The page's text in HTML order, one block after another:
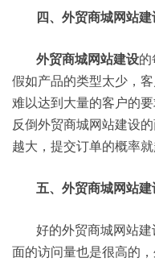
四、外贸商城网站
外贸商城网站建设
假如产品的类型太少，
难以达到大量的客户的
反倒外贸商城网站建设
越大，提交订单的概率就
五、外贸商城网站
好的外贸商城网站
面的访问量也是很高的